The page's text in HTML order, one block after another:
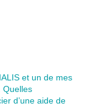
et un de mes
Quelles
d’une aide de